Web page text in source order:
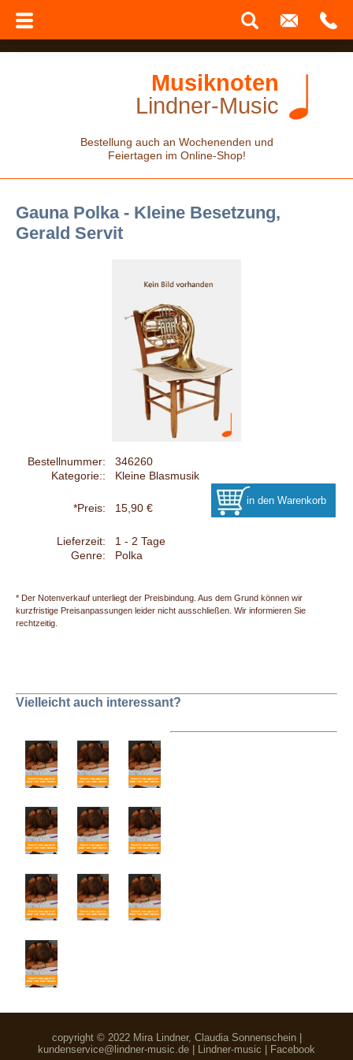
Musiknoten
Lindner-Music
Bestellung auch an Wochenenden und
Feiertagen im Online-Shop!
Gauna Polka - Kleine Besetzung,
Gerald Servit
Bestellnummer:
346260
Kategorie::
Kleine Blasmusik
*Preis: 15,90 €
Lieferzeit:
1 - 2 Tage
Genre:
Polka
* Der Notenverkauf unterliegt der Preisbindung. Aus dem Grund können wir
kurzfristige Preisanpassungen leider nicht ausschließen. Wir informieren Sie
rechtzeitig.
Vielleicht auch interessant?
copyright © 2022 Mira Lindner, Claudia Sonnenschein |
kundenservice@lindner-music.de
Lindner-music Facebook